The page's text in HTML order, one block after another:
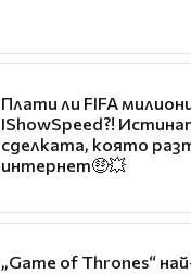
Плати ли FIFA
IShowSpeed?!
сделката, която
интернет🤑💥
„Game of Thrones“